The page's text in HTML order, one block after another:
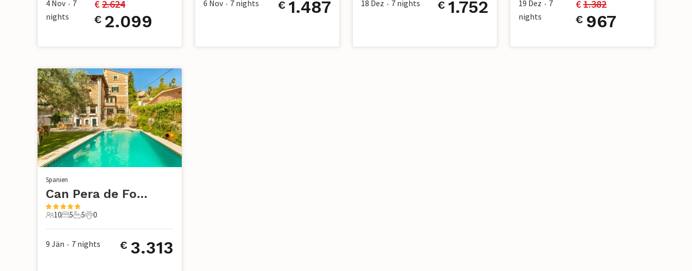
4 Nov • 7
nights
€ 2.624
€ 2.099
6 Nov • 7 nights € 1.487 18 Dez • 7 nights € 1.752 19 Dez • 7
nights
€ 1.382
€ 967
Spanien
Can Pera de Fornalutx, Fornalutx
10 Gäste
10
5 Schlafzimmer
5
5 Badezimmer
5
0 Haustiere
0
9 Jän • 7 nights € 3.313